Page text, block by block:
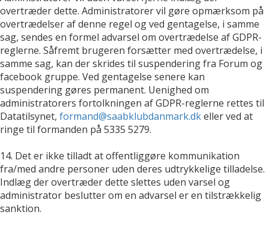
overtræder dette. Administratorer vil gøre opmærksom på
overtrædelser af denne regel og ved gentagelse, i samme
sag, sendes en formel advarsel om overtrædelse af GDPR-
reglerne. Såfremt brugeren forsætter med overtrædelse, i
samme sag, kan der skrides til suspendering fra Forum og
facebook gruppe. Ved gentagelse senere kan
suspendering gøres permanent. Uenighed om
administratorers fortolkningen af GDPR-reglerne rettes til
Datatilsynet, formand@saabklubdanmark.dkeller ved at
ringe til formanden på 5335 5279.
14. Det er ikke tilladt at offentliggøre kommunikation
fra/med andre personer uden deres udtrykkelige tilladelse.
Indlæg der overtræder dette slettes uden varsel og
administrator beslutter om en advarsel er en tilstrækkelig
sanktion.